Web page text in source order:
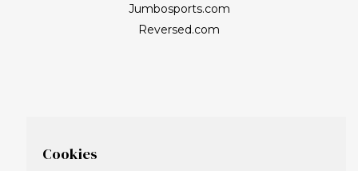
Jumbosports.com
Reversed.com
Cookies